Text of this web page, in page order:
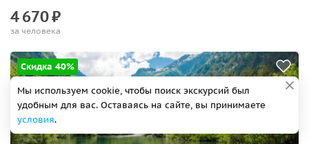
4670₽
за человека
Скидка 40%
Мы используем cookie, чтобы поиск экскурсий был
удобным для вас. Оставаясь на сайте, вы принимаете
условия.